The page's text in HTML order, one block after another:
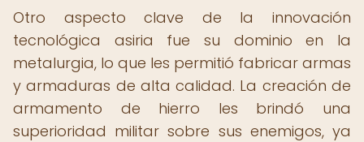
Otro aspecto clave de la innovación
tecnológica asiria fue su dominio en la
metalurgia, lo que les permitió fabricar armas
y armaduras de alta calidad. La creación de
armamento de hierro les brindó una
superioridad militar sobre sus enemigos, ya